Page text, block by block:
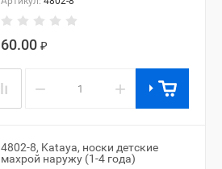
60.00 ₽
− +
4802-8, Kataya, носки детские
махрой наружу (1-4 года)